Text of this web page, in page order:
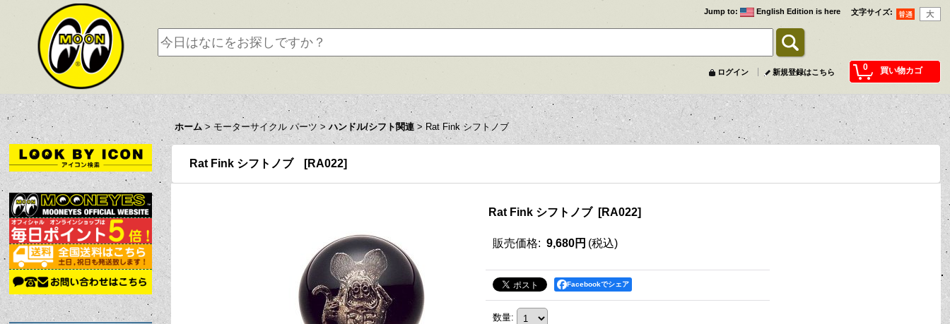
文字サイズ:
Jump to: English Edition is here
0 買い物カゴ
ログイン 新規登録はこちら
ホーム > モーターサイクル パーツ > ハンドル/シフト関連 > Rat Fink シフトノブ
Rat Fink シフトノブ [RA022]
Rat Fink シフトノブ [RA022]
販売価格: 9,680円 (税込)
Facebookでシェア
数量: